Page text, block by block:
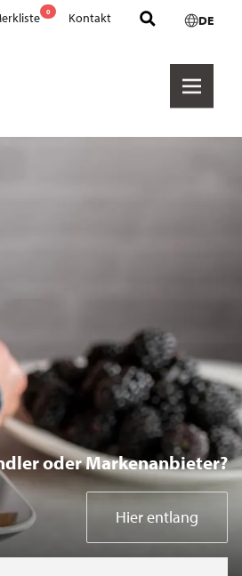
0 Kontakt DE
oder Markenanbieter?
Hier entlang